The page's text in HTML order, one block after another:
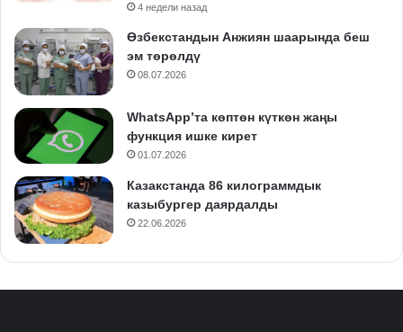
4 недели назад
Өзбекстандын Анжиян шаарында беш
эм төрөлдү
08.07.2026
WhatsApp’та көптөн күткөн жаңы
функция ишке кирет
01.07.2026
Казакстанда 86 килограммдык
казыбургер даярдалды
22.06.2026